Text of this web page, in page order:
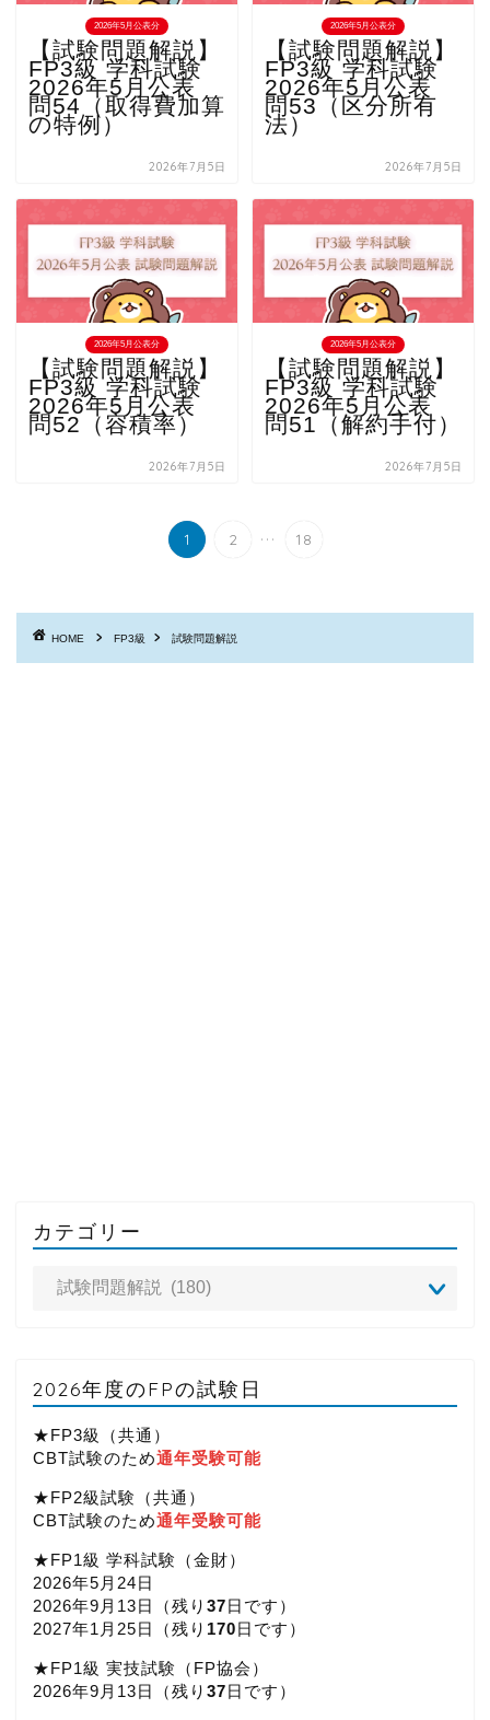
2026年5月公表分
【試験問題解説】
FP3級 学科試験
2026年5月公表
問54（取得費加算
の特例）
2026年7月5日
2026年5月公表分
【試験問題解説】
FP3級 学科試験
2026年5月公表
問53（区分所有
法）
2026年7月5日
2026年5月公表分
【試験問題解説】
FP3級 学科試験
2026年5月公表
問52（容積率）
2026年7月5日
2026年5月公表分
【試験問題解説】
FP3級 学科試験
2026年5月公表
問51（解約手付）
2026年7月5日
1 2 ... 18
HOME FP3級 試験問題解説
カテゴリー
2026年度のFPの試験日
★FP3級（共通）
CBT試験のため通年受験可能
★FP2級試験（共通）
CBT試験のため通年受験可能
★FP1級 学科試験（金財）
2026年5月24日
2026年9月13日（残り 37日です）
2027年1月25日（残り 170日です）
★FP1級 実技試験（FP協会）
2026年9月13日（残り 37日です）